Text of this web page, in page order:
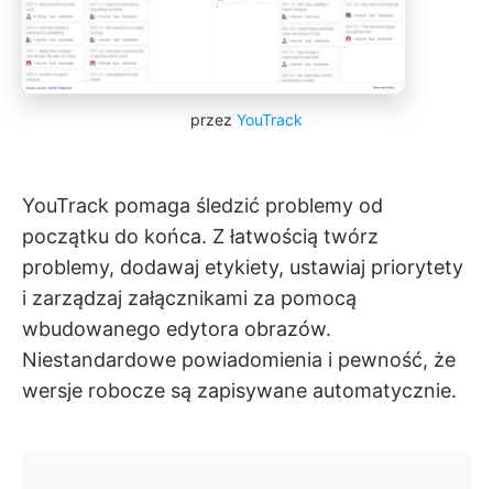
przez YouTrack
YouTrack pomaga śledzić problemy od
początku do końca. Z łatwością twórz
problemy, dodawaj etykiety, ustawiaj priorytety
i zarządzaj załącznikami za pomocą
wbudowanego edytora obrazów.
Niestandardowe powiadomienia i pewność, że
wersje robocze są zapisywane automatycznie.